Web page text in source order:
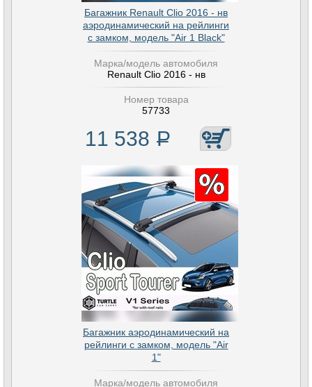
Багажник Renault Clio 2016 - нв
аэродинамический на рейлинги
с замком, модель "Air 1 Black"
Марка/модель автомобиля
Renault Clio 2016 - нв
Номер товара
57733
11 538 Р
Багажник аэродинамический на
рейлинги с замком, модель "Air
1"
Марка/модель автомобиля